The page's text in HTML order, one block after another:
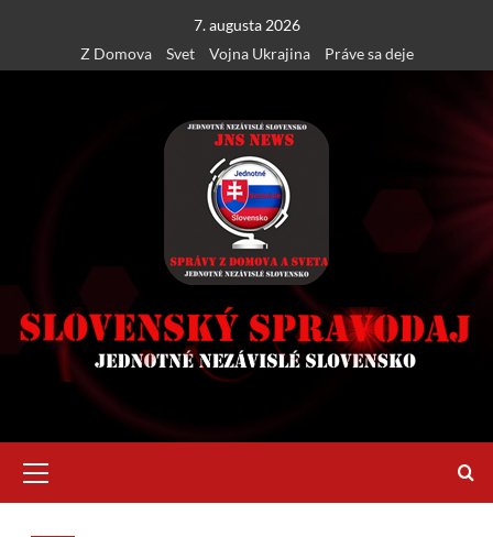
content
7. augusta 2026
Z Domova
Svet Vojna Ukrajina Práve sa deje
Menu